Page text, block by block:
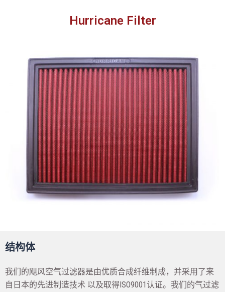
Hurricane Filter
结构体
我们的飓风空气过滤器是由优质合成纤维制成，并采用了来
自日本的先进制造技术 以及取得ISO9001认证。我们的气过滤